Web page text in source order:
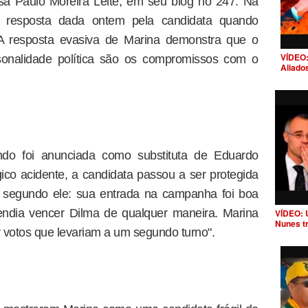
dada ontem pela candidata quando
resposta evasiva de Marina demonstra que o
política são os compromissos com o
foi anunciada como substituta de Eduardo
acidente, a candidata passou a ser protegida
ele: sua entrada na campanha foi boa
vencer Dilma de qualquer maneira. Marina
que levariam a um segundo turno".
VÍDEO:
Nunes